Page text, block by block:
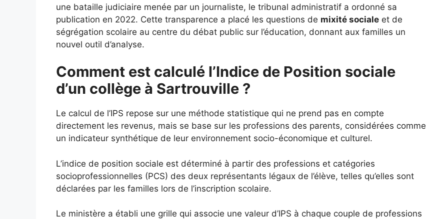
une bataille judiciaire menée par un journaliste, le tribunal administratif a ordonné sa
publication en 2022. Cette transparence a placé les questions de mixité sociale et de
ségrégation scolaire au centre du débat public sur l’éducation, donnant aux familles un
nouvel outil d’analyse.
Comment est calculé l’Indice de Position sociale
d’un collège à Sartrouville ?
Le calcul de l’IPS repose sur une méthode statistique qui ne prend pas en compte
directement les revenus, mais se base sur les professions des parents, considérées comme
un indicateur synthétique de leur environnement socio-économique et culturel.
L’indice de position sociale est déterminé à partir des professions et catégories
socioprofessionnelles (PCS) des deux représentants légaux de l’élève, telles qu’elles sont
déclarées par les familles lors de l’inscription scolaire.
Le ministère a établi une grille qui associe une valeur d’IPS à chaque couple de professions